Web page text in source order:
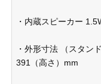
・内蔵スピーカー
・外形寸法 （スタン
391（高さ）mm